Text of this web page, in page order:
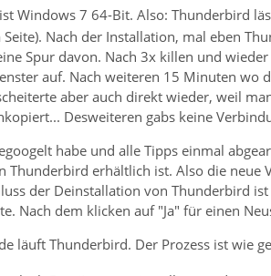
Windows 7 64-Bit. Also: Thunderbird
Nach der Installation, mal eben
Spur davon. Nach 3x killen und
auf. Nach weiteren 15 Minuten wo
aber auch direkt wieder, weil
Desweiteren gabs keine
habe und alle Tipps einmal
Thunderbird erhältlich ist. Also die
der Deinstallation von Thunderbird
Nach dem klicken auf "Ja" für einen
läuft Thunderbird. Der Prozess ist wie